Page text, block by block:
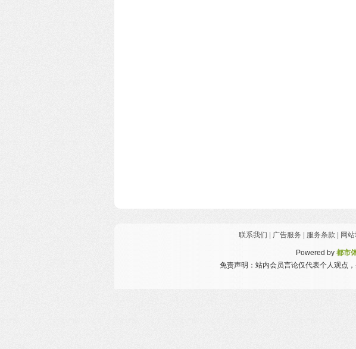
联系我们 广告服务 服务条款 网
Powered by 都市
免责声明：站内会员言论仅代表个人观点